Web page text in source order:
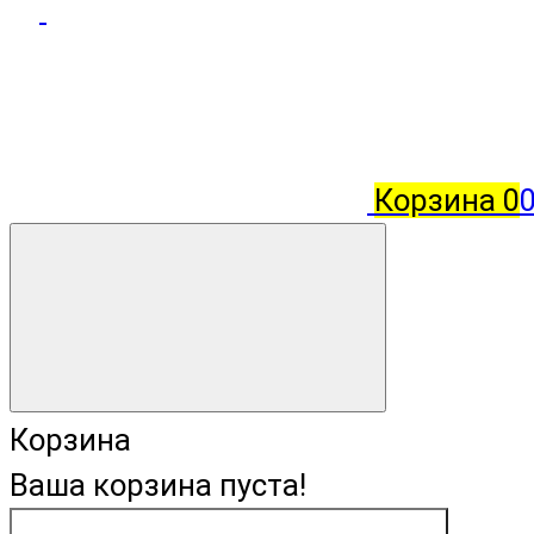
Корзина 0
Корзина
Ваша корзина пуста!